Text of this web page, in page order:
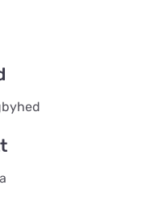
Titta på kartan